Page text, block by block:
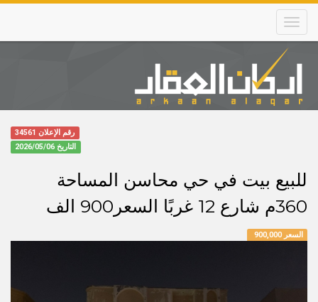
Skip
main
content
Main
navigation
رقم الإعلان 34561
التاريخ 2026/05/06
للبيع بيت في حي محاسن المساحة
360م شارع 12 غربًا السعر900 الف
السعر 900,000